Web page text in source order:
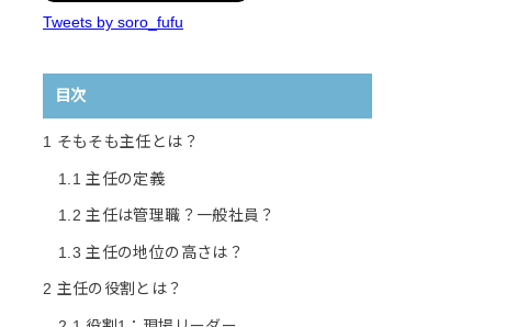
Tweets by soro_fufu
目次
1 そもそも主任とは？
1.1 主任の定義
1.2 主任は管理職？一般社員？
1.3 主任の地位の高さは？
2 主任の役割とは？